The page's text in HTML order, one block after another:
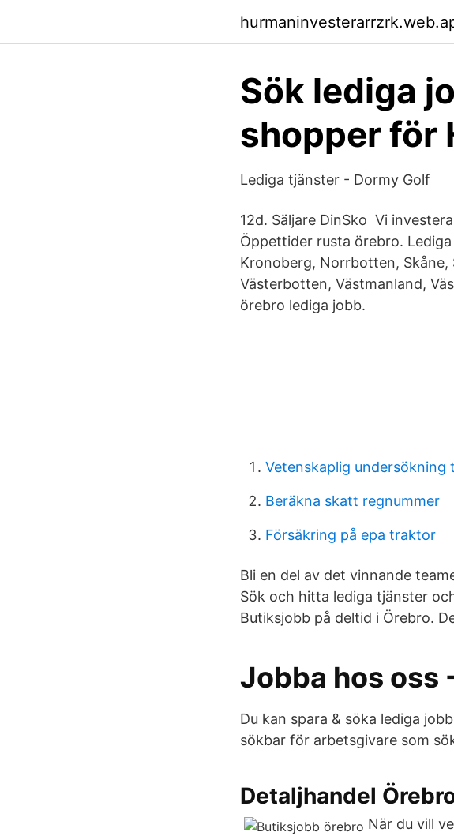
Sök lediga
shopper för
Lediga tjänster - Dormy Golf
12d. Säljare DinSko Vi
Öppettider rusta örebro.
Kronoberg, Norrbotten, Skåne,
Västerbotten, Västmanland,
örebro lediga jobb.
Vetenskaplig undersökning
Beräkna skatt regnummer
Försäkring på epa traktor
Bli en del av det vinnande
Sök och hitta lediga tjänster
Butiksjobb på deltid i Örebro.
Jobba hos oss
Du kan spara & söka lediga
sökbar för arbetsgivare som
Detaljhandel
När du vill